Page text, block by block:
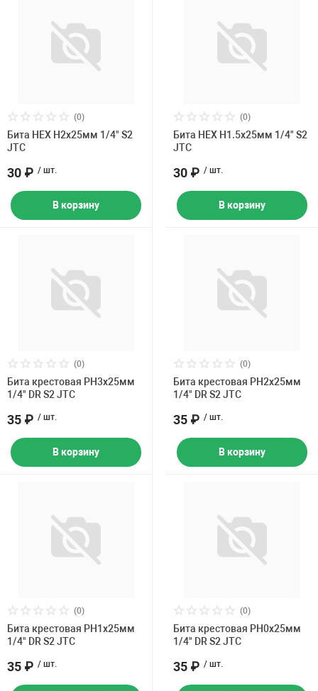
(0)
Бита HEX H2х25мм 1/4" S2
JTC
30 ₽ / шт.
В корзину
(0)
Бита HEX H1.5х25мм 1/4" S2
JTC
30 ₽ / шт.
В корзину
(0)
Бита крестовая PH3х25мм
1/4" DR S2 JTC
35 ₽ / шт.
В корзину
(0)
Бита крестовая PH2х25мм
1/4" DR S2 JTC
35 ₽ / шт.
В корзину
(0)
Бита крестовая PH1х25мм
1/4" DR S2 JTC
35 ₽ / шт.
(0)
Бита крестовая PH0х25мм
1/4" DR S2 JTC
35 ₽ / шт.